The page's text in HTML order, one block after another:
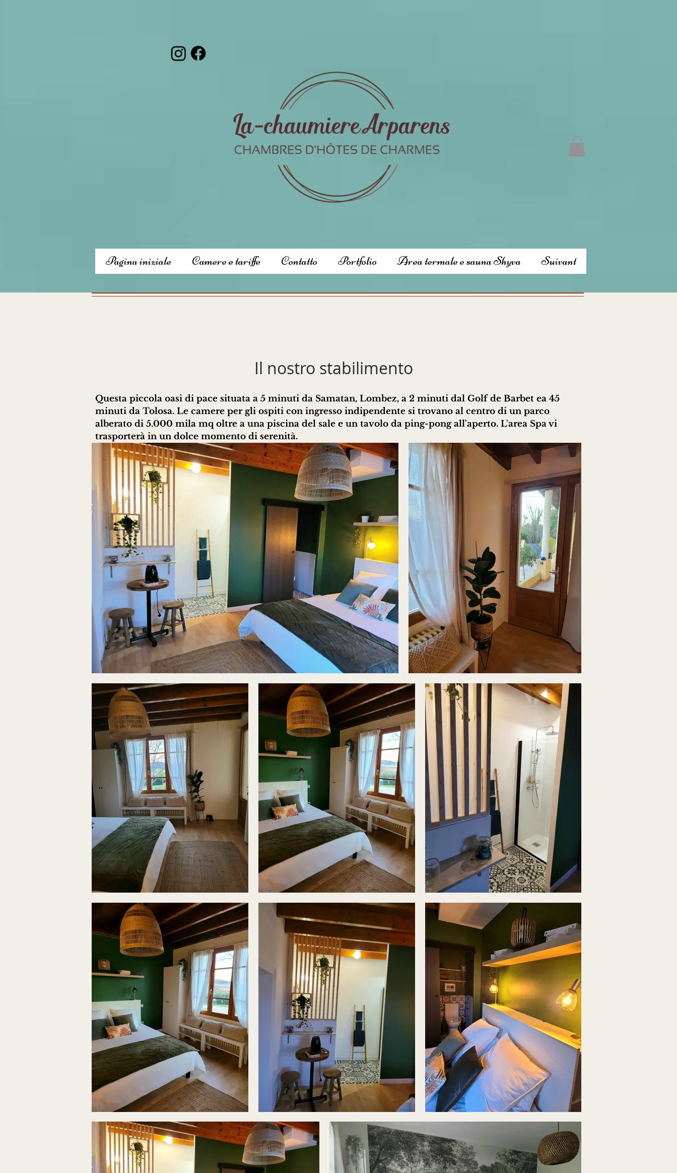
Pagina iniziale Camere e tariffe Contatto Portfolio Area termale e sauna Shyva Suivant
Il nostro stabilimento
Questa piccola oasi di pace situata a 5 minuti da Samatan, Lombez, a 2 minuti dal Golf de Barbet ea 45
minuti da Tolosa. Le camere per gli ospiti con ingresso indipendente si trovano al centro di un parco
alberato di 5.000 mila mq oltre a una piscina del sale e un tavolo da ping-pong all'aperto. L'area Spa vi
trasporterà in un dolce momento di serenità.